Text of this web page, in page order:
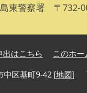
東警察署 〒732-
出はこちら このホ
中区基町9-42 [地図]